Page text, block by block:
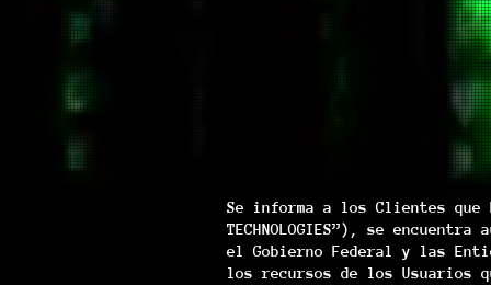
Se informa a los Clientes que
TECHNOLOGIES”), se
el Gobierno Federal y las
los recursos de los Usuarios